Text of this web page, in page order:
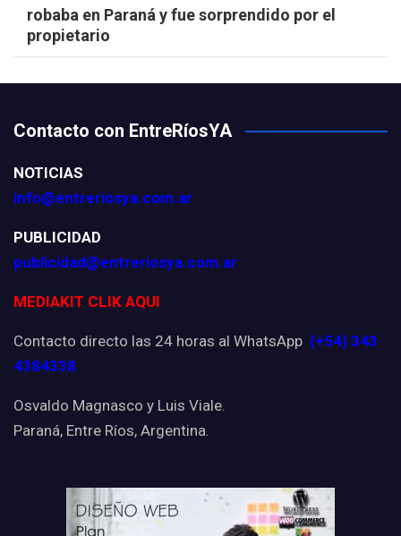
robaba en Paraná y fue sorprendido por el
propietario
Contacto con EntreRíosYA
NOTICIAS
info@entreriosya.com.ar
PUBLICIDAD
publicidad@entreriosya.com.ar
MEDIAKIT CLIK AQUI
Contacto directo las 24 horas al WhatsApp (+54) 343
4384338
Osvaldo Magnasco y Luis Viale.
Paraná, Entre Ríos, Argentina.